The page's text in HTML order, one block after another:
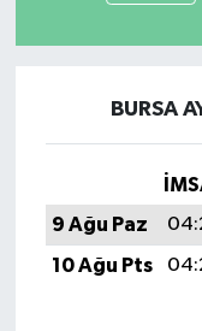
BURSA
9 Ağu Paz
10 Ağu Pts